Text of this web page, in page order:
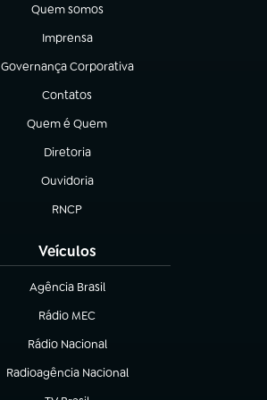
Quem somos
(abre em nova aba)
Imprensa
(abre em nova aba)
Governança Corporativa
(abre em nova aba)
Contatos
(abre em nova aba)
Quem é Quem
(abre em nova aba)
Diretoria
(abre em nova aba)
Ouvidoria
(abre em nova aba)
RNCP
(abre em nova aba)
Veículos
Agência Brasil
(abre em nova aba)
Rádio MEC
(abre em nova aba)
Rádio Nacional
Radioagência Nacional
(abre em nova aba)